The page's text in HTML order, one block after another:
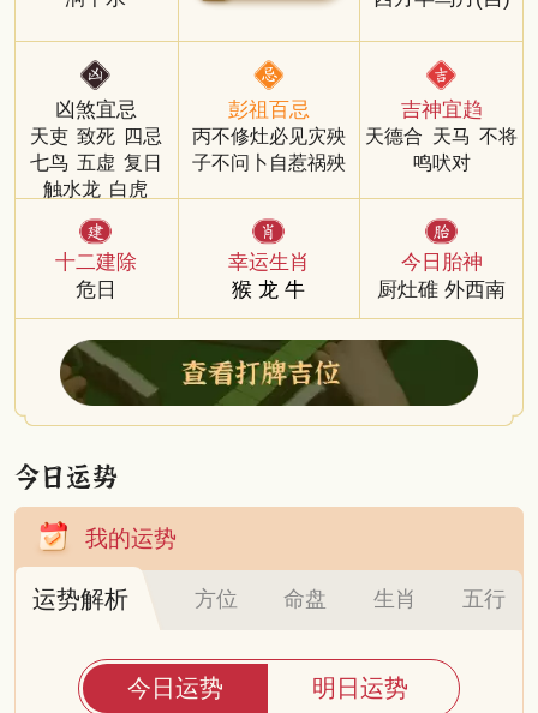
凶煞宜忌
天吏 致死
四忌
七鸟 五虚 复日
触水龙 白虎
十二建除
危日
彭祖百忌
丙不修灶必见灾殃
子不问卜自惹祸殃
幸运生肖
猴 龙 牛
吉神宜趋
天德合 天马 不将
鸣吠对
今日胎神
厨灶碓 外西南
我的运势
运势解析 方位 命盘 生肖 五行
今日运势 明日运势